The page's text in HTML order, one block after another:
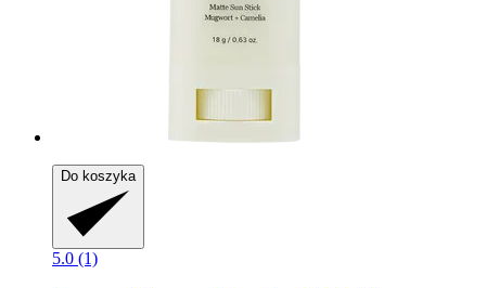
Do koszyka
5.0 (1)